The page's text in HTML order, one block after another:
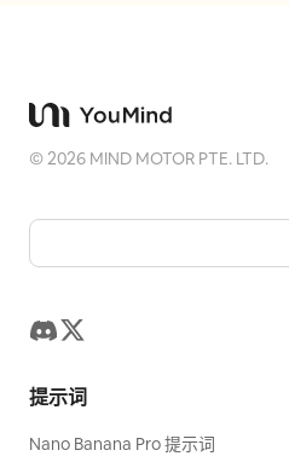
©2026 MIND MOTOR PTE. LTD.
提示词
Nano Banana Pro 提示词